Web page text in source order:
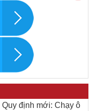
Quy định mới: Chạy ô